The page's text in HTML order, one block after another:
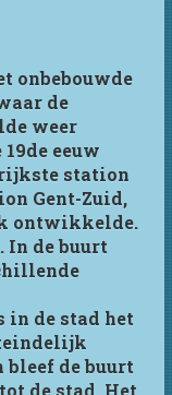
onbebouwde
de
weer
eeuw
station
Gent-Zuid,
ontwikkelde.
In de buurt
in de stad het
bleef de buurt
de stad. Het